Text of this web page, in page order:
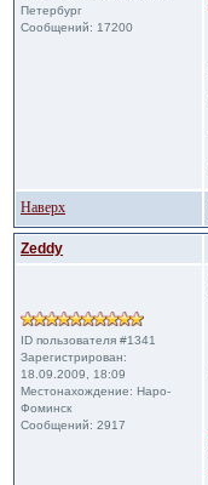
Петербург
Сообщений: 17200
Наверх
Zeddy
ID пользователя #1341
Зарегистрирован:
18.09.2009, 18:09
Местонахождение: Наро-
Фоминск
Сообщений: 2917